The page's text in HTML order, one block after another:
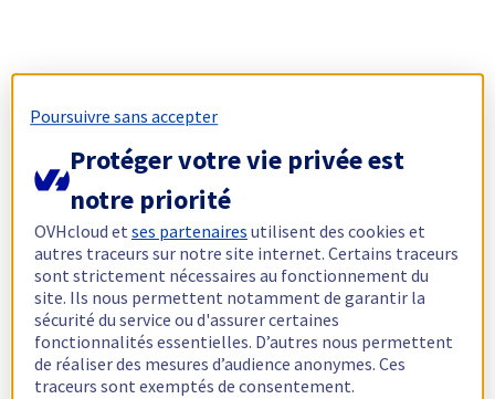
Poursuivre sans accepter
Protéger votre vie privée est
notre priorité
OVHcloud etses partenaires utilisent des cookies et
autres traceurs sur notre site internet. Certains traceurs
sont strictement nécessaires au fonctionnement du
site. Ils nous permettent notamment de garantir la
sécurité du service ou d'assurer certaines
fonctionnalités essentielles. D’autres nous permettent
de réaliser des mesures d’audience anonymes. Ces
traceurs sont exemptés de consentement.